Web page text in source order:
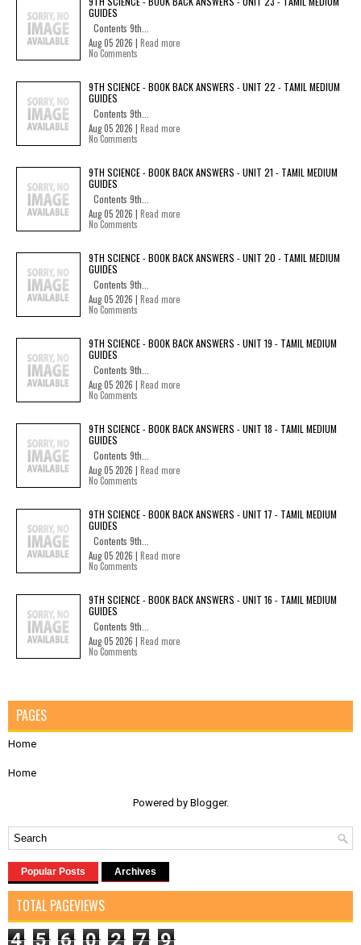
GUIDES
Contents 9th...
Aug 05 2026 | Read more
No Comments
9TH SCIENCE - BOOK BACK ANSWERS - UNIT 22 - TAMIL MEDIUM
GUIDES
Contents 9th...
Aug 05 2026 | Read more
No Comments
9TH SCIENCE - BOOK BACK ANSWERS - UNIT 21 - TAMIL MEDIUM
GUIDES
Contents 9th...
Aug 05 2026 | Read more
No Comments
9TH SCIENCE - BOOK BACK ANSWERS - UNIT 20 - TAMIL MEDIUM
GUIDES
Contents 9th...
Aug 05 2026 | Read more
No Comments
9TH SCIENCE - BOOK BACK ANSWERS - UNIT 19 - TAMIL MEDIUM
GUIDES
Contents 9th...
Aug 05 2026 | Read more
No Comments
9TH SCIENCE - BOOK BACK ANSWERS - UNIT 18 - TAMIL MEDIUM
GUIDES
Contents 9th...
Aug 05 2026 | Read more
No Comments
9TH SCIENCE - BOOK BACK ANSWERS - UNIT 17 - TAMIL MEDIUM
GUIDES
Contents 9th...
Aug 05 2026 | Read more
No Comments
9TH SCIENCE - BOOK BACK ANSWERS - UNIT 16 - TAMIL MEDIUM
GUIDES
Contents 9th...
Aug 05 2026 | Read more
No Comments
PAGES
Home
Home
Powered by Blogger.
Popular Posts Archives
TOTAL PAGEVIEWS
4 5 6 0 2 7 9